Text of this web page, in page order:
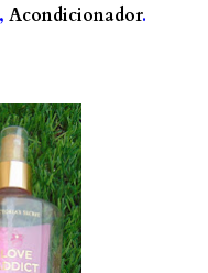
, Acondicionador.